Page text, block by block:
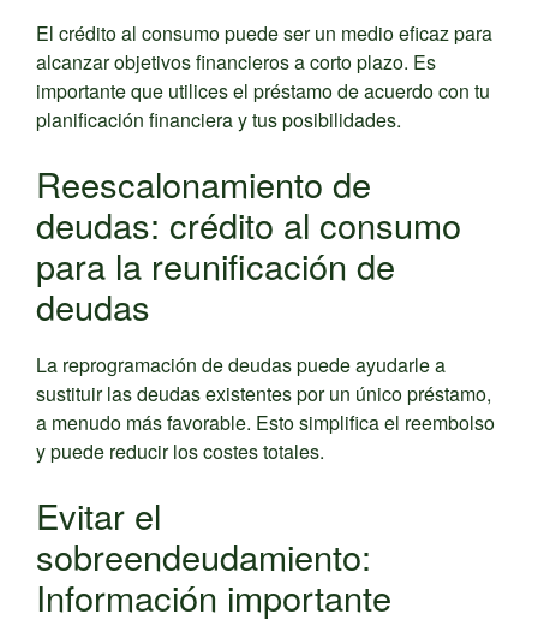
El crédito al consumo puede ser un medio eficaz para
alcanzar objetivos financieros a corto plazo. Es
importante que utilices el préstamo de acuerdo con tu
planificación financiera y tus posibilidades.
Reescalonamiento de
deudas: crédito al consumo
para la reunificación de
deudas
La reprogramación de deudas puede ayudarle a
sustituir las deudas existentes por un único préstamo,
a menudo más favorable. Esto simplifica el reembolso
y puede reducir los costes totales.
Evitar el
sobreendeudamiento:
Información importante